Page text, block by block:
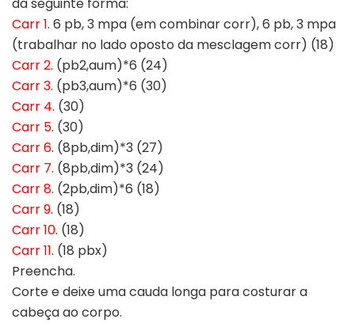
da seguinte forma:
Carr 1. 6 pb, 3 mpa (em combinar corr), 6 pb, 3 mpa
(trabalhar no lado oposto da mesclagem corr) (18)
Carr 2. (pb2,aum)*6 (24)
Carr 3. (pb3,aum)*6 (30)
Carr 4. (30)
Carr 5. (30)
Carr 6. (8pb,dim)*3 (27)
Carr 7. (8pb,dim)*3 (24)
Carr 8. (2pb,dim)*6 (18)
Carr 9. (18)
Carr 10. (18)
Carr 11. (18 pbx)
Preencha.
Corte e deixe uma cauda longa para costurar a
cabeça ao corpo.